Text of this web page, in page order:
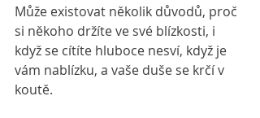
Může existovat několik důvodů, proč
si někoho držíte ve své blízkosti, i
když se cítíte hluboce nesví, když je
vám nablízku, a vaše duše se krčí v
koutě.